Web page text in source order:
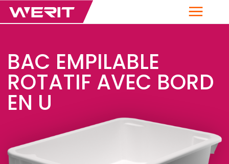
Menu
BAC EMPILABLE
ROTATIF AVEC BORD
EN U